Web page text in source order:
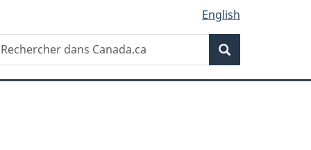
English
Recherche